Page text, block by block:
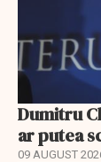
Dumitru
ar putea
09 AUGUST